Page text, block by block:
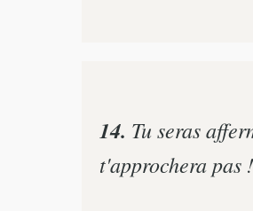
14. Tu seras
t'approchera pas !